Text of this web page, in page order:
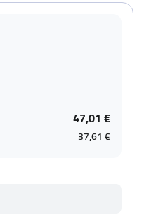
47,01 €
37,61 €